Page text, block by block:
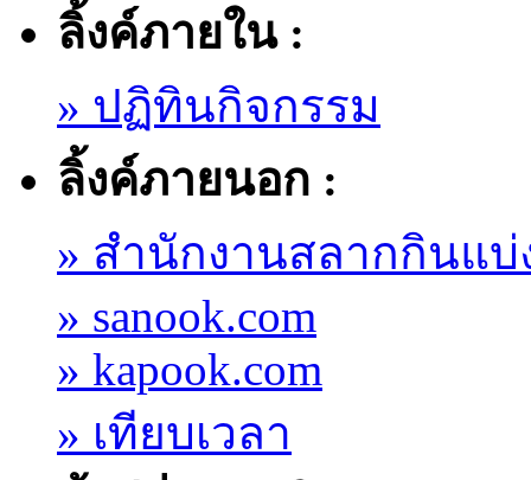
มหาสารคาม )
ลิ้งค์ภายใน :
» ปฏิทินกิจกรรม
ลิ้งค์ภายนอก :
» สำนักงานสลากกินแบ่
» sanook.com
» kapook.com
» เทียบเวลา